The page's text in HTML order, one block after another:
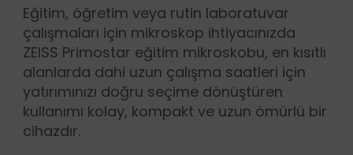
Eğitim, öğretim veya rutin laboratuvar
çalışmaları için mikroskop ihtiyacınızda
ZEISS Primostar eğitim mikroskobu, en kısıtlı
alanlarda dahi uzun çalışma saatleri için
yatırımınızı doğru seçime dönüştüren
kullanımı kolay, kompakt ve uzun ömürlü bir
cihazdır.